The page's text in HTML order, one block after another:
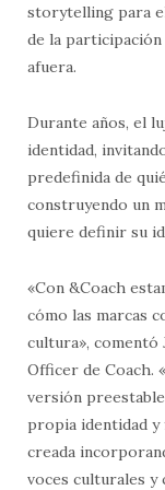
storytelling para
de la
afuera.
Durante años, el
identidad,
predefinida de
construyendo un
quiere definir su
«Con &Coach
cómo las marcas
cultura»,
Officer de Coach.
versión
propia identidad
creada
voces culturales y